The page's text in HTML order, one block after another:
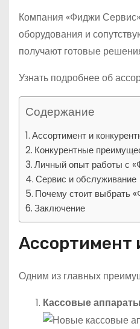
Компания «Фиджи
оборудования и
получают готовые
Узнать подробнее об
Содержание
Ассортимент и
Конкурентные
Личный опыт работы с
Сервис и обслуживание
Почему стоит выбрать
Заключение
Ассортимент
Одним из главных
Кассовые